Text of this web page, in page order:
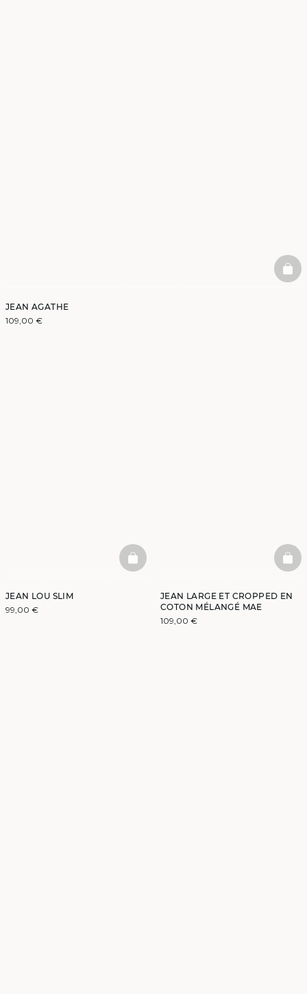
JEAN AGATHE
109,00 €
JEAN LOU SLIM
99,00 €
BASKETFULL
JEAN LARGE ET CROPPED EN
COTON MÉLANGÉ MAE
109,00 €